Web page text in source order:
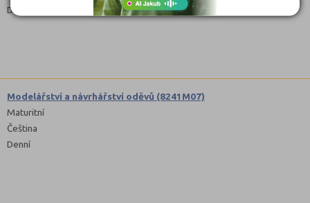
Denní
Modelářství a návrhářství oděvů (8241M07)
Maturitní
Čeština
Denní